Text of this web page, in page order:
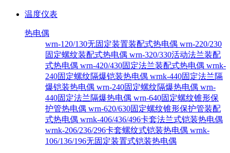
温度仪表
热电偶
wrn-120/130无固定装置装配式热电偶 wrn-220/230
固定螺纹装配式热电偶 wrn-320/330活动法兰装配
式热电偶 wrn-420/430固定法兰装配式热电偶 wrnk-
240固定螺纹隔爆铠装热电偶 wrnk-440固定法兰隔
爆铠装热电偶 wrn-240固定螺纹隔爆热电偶 wrn-
440固定法兰隔爆热电偶 wrn-640固定螺纹锥形保
护管热电偶 wrn-620/630固定螺纹锥形保护管装配
式热电偶 wrnk-406/436/496卡套法兰式铠装热电偶
wrnk-206/236/296卡套螺纹式铠装热电偶 wrnk-
106/136/196无固定装置式铠装热电偶